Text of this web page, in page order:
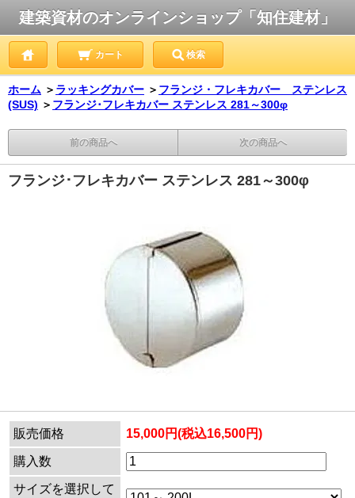
建築資材のオンラインショップ「知住建材」
カート 検索
ホーム ＞ ラッキングカバー ＞ フランジ・フレキカバー ステンレス
(SUS) ＞ フランジ･フレキカバー ステンレス 281～300φ
前の商品へ 次の商品へ
フランジ･フレキカバー ステンレス 281～300φ
販売価格 15,000円(税込16,500円)
購入数
サイズを選択して